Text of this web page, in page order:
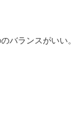
バランスがいい。